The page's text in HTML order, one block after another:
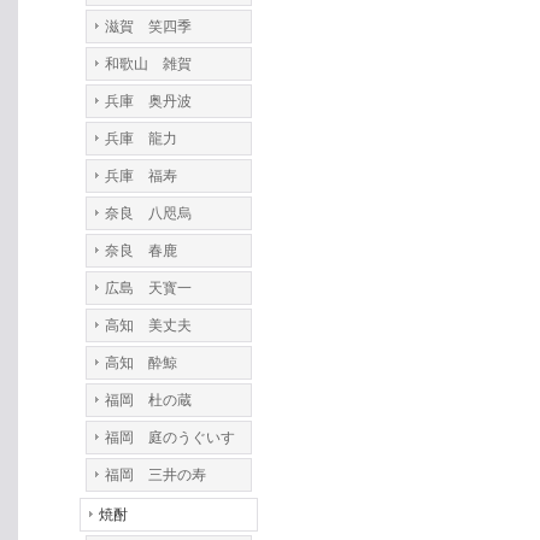
滋賀 笑四季
和歌山 雑賀
兵庫 奥丹波
兵庫 龍力
兵庫 福寿
奈良 八咫烏
奈良 春鹿
広島 天寳一
高知 美丈夫
高知 酔鯨
福岡 杜の蔵
福岡 庭のうぐいす
福岡 三井の寿
焼酎